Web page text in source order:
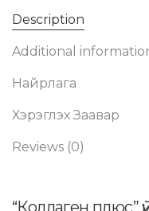
Description
Additional
Найрлага
Хэрэглэх Заавар
Reviews (0)
“Коллаген плюс”